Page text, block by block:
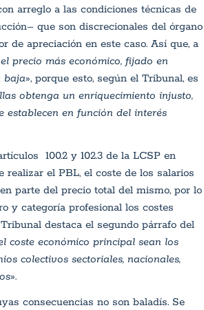
arreglo a las condiciones técnicas de
que son discrecionales del órgano
de apreciación en este caso. Así que, a
precio más económico, fijado en
baja», porque esto, según el Tribunal, es
obtenga un enriquecimiento injusto,
en función del interés
100.2 y 102.3 de la LCSP en
realizar el PBL, el coste de los salarios
parte del precio total del mismo, por lo
y categoría profesional los costes
destaca el segundo párrafo del
coste económico principal sean los
colectivos sectoriales, nacionales,
».
consecuencias no son baladís. Se